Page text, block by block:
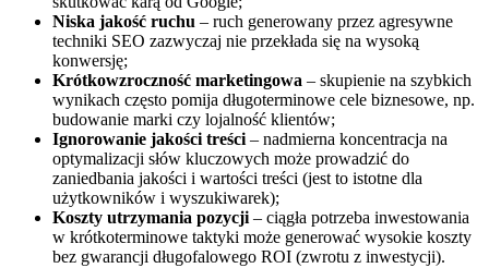
Niska jakość ruchu – ruch generowany przez agresywne
techniki SEO zazwyczaj nie przekłada się na wysoką
konwersję;
Krótkowzroczność marketingowa – skupienie na szybkich
wynikach często pomija długoterminowe cele biznesowe, np.
budowanie marki czy lojalność klientów;
Ignorowanie jakości treści – nadmierna koncentracja na
optymalizacji słów kluczowych może prowadzić do
zaniedbania jakości i wartości treści (jest to istotne dla
użytkowników i wyszukiwarek);
Koszty utrzymania pozycji – ciągła potrzeba inwestowania
w krótkoterminowe taktyki może generować wysokie koszty
bez gwarancji długofalowego ROI (zwrotu z inwestycji).